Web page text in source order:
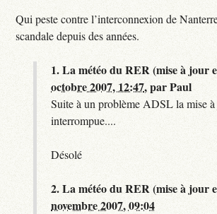
Qui peste contre l’interconnexion de
scandale depuis des années.
1.La météo du RER (mise à jour
octobre 2007, 12:47,parPaul
Suite à un problème ADSL la mise
interrompue....
Désolé
2.La météo du RER (mise à jour
novembre 2007, 09:04